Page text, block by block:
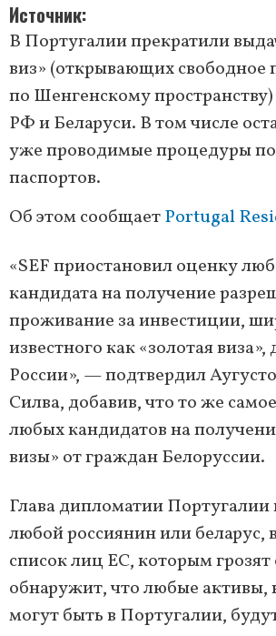
Источник
В Португалии прекратили
виз» (открывающих свободное
по Шенгенскому
РФ и Беларуси. В том числе
уже проводимые процедуры
паспортов.
Об этом сообщаетPortugal
«SEF приостановил оценку
кандидата на получение
проживание за инвестиции,
известного как «золотая
России», — подтвердил
Силва, добавив, что то же
любых кандидатов на
визы» от граждан Белоруссии.
Глава дипломатии Португалии
любой россиянин или беларус,
список лиц ЕС, которым
обнаружит, что любые активы,
могут быть в Португалии,